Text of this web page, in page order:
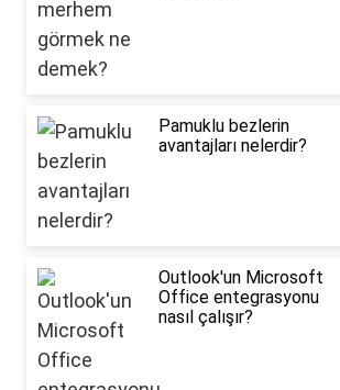
Pamuklu bezlerin
avantajları nelerdir?
Outlook'un Microsoft
Office entegrasyonu
nasıl çalışır?